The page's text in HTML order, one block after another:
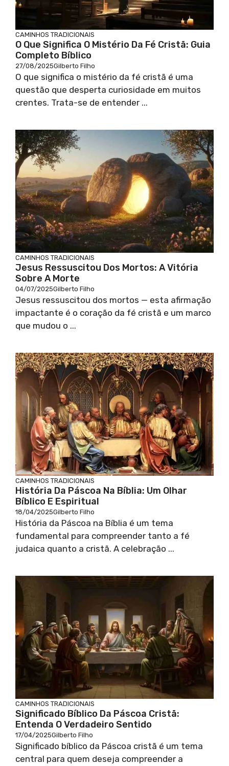
CAMINHOS TRADICIONAIS
O Que Significa O Mistério Da Fé Cristã: Guia
Completo Bíblico
27/08/2025Gilberto Filho
O que significa o mistério da fé cristã é uma
questão que desperta curiosidade em muitos
crentes. Trata-se de entender ...
CAMINHOS TRADICIONAIS
Jesus Ressuscitou Dos Mortos: A Vitória
Sobre A Morte
04/07/2025Gilberto Filho
Jesus ressuscitou dos mortos — esta afirmação
impactante é o coração da fé cristã e um marco
que mudou o ...
CAMINHOS TRADICIONAIS
História Da Páscoa Na Bíblia: Um Olhar
Bíblico E Espiritual
18/04/2025Gilberto Filho
História da Páscoa na Bíblia é um tema
fundamental para compreender tanto a fé
judaica quanto a cristã. A celebração ...
CAMINHOS TRADICIONAIS
Significado Bíblico Da Páscoa Cristã:
Entenda O Verdadeiro Sentido
17/04/2025Gilberto Filho
Significado bíblico da Páscoa cristã é um tema
central para quem deseja compreender a